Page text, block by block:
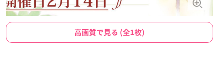
高画質で見る (全1枚)